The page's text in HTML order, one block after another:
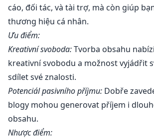
cáo, đối tác, và tài trợ, mà còn giúp
thương hiệu cá nhân.
Ưu điểm:
Kreativní svoboda:Tvorba obsahu
kreativní svobodu a možnost vyjádřit
sdílet své znalosti.
Potenciál pasivního příjmu: Dobře
blogy mohou generovat příjem i
obsahu.
Nhược điểm: